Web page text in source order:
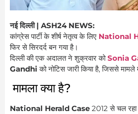
नई दिल्ली | ASH24 NEWS:
कांग्रेस पार्टी के शीर्ष नेतृत्व के लिए National
फिर से सिरदर्द बन गया है।
दिल्ली की एक अदालत ने शुक्रवार कोSonia
Gandhi को नोटिस जारी किया है, जिससे
मामला क्या है?
National Herald Case 2012 से चल रहा